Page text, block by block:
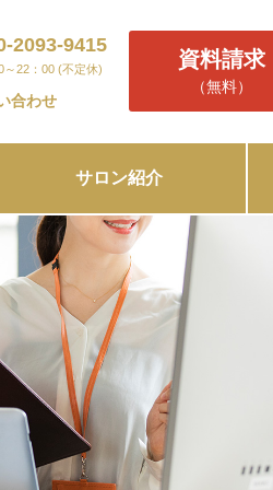
2093-9415
～22：00 (不定休)
合わせ
資料請求
（無料）
サロン紹介